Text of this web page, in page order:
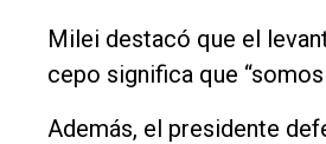
Milei destacó que el
cepo significa que
Además, el presidente